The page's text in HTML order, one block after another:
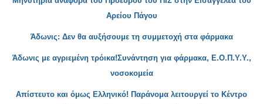
Αρείου Πάγου
Άδωνις: Δεν θα αυξήσουμε τη συμμετοχή στα φάρμακα
Άδωνις με αγριεμένη τρόικα!Συνάντηση για φάρμακα, Ε.Ο.Π.Υ.Υ.,
νοσοκομεία
Απίστευτο και όμως Ελληνικό! Παράνομα λειτουργεί το Κέντρο